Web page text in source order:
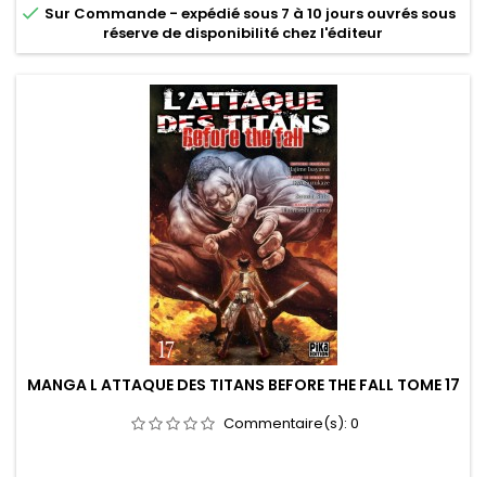
 Sur Commande - expédié sous 7 à 10 jours ouvrés sous
réserve de disponibilité chez l'éditeur
MANGA L ATTAQUE DES TITANS BEFORE THE FALL TOME 17
Commentaire(s): 0